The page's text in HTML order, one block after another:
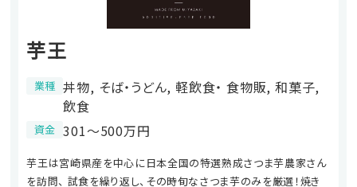
芋王
業種 丼物, そば・うどん, 軽飲食・ 食物販, 和菓子,
飲食
資金 301〜500万円
芋王は宮崎県産を中心に日本全国の特選熟成さつま芋農家さん
を訪問、 試食を繰り返し、その時旬なさつま芋のみを厳選！焼き